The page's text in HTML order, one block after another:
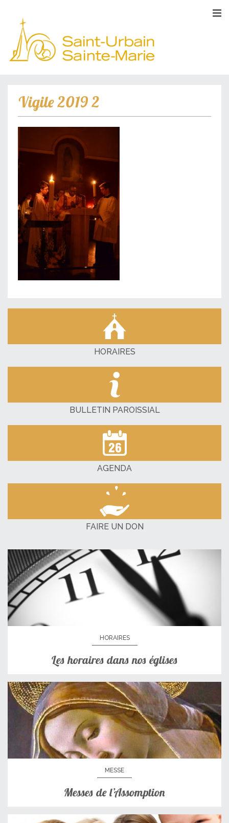
Vigile 2019 2
HORAIRES
BULLETIN PAROISSIAL
AGENDA
FAIRE UN DON
HORAIRES
Les horaires dans nos églises
MESSE
Messes de l’Assomption